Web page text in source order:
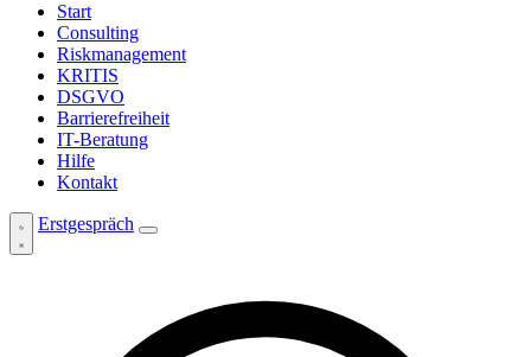
Start
Consulting
Riskmanagement
KRITIS
DSGVO
Barrierefreiheit
IT-Beratung
Hilfe
Kontakt
Erstgespräch